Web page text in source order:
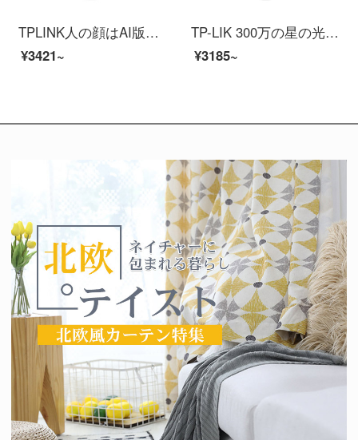
TPLINK人の顔はAI版の無線監視カメラの人の顔のアルバム室内の携帯電話の遠隔監視カメラの人の形を識別して双方向の音声を追跡して音声と光を話して300万AI雲台の無線ネットワークのカメラの128 GBを警告します。
¥3421~
TP-LIK 300万の星の光がフルカラー室外無線監視カメラ室外の家庭用携帯電話の長距離高デシベルスピーカーの大出力の白色光が停電して航続電源版TL-PC 634-Aがメモリがありません。
¥3185~